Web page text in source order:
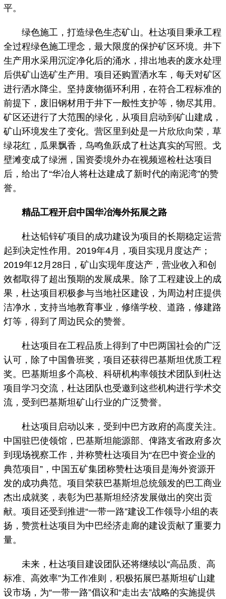
平。
绿色施工，打造绿色生态矿山。杜达项目秉承工程
全过程绿色施工理念，最大限度的保护矿区环境。井下
生产用水采用沉淀净化后的涌水，排出地表的废水处理
后供矿山选矿生产用。项目还购置洒水车，每天对矿区
进行洒水降尘。坚持废物循环利用，在符合工程标准的
前提下，废旧钢材用于井下一般性支护等，物尽其用。
矿区还进行了大范围的绿化，从项目启动到矿山建成，
矿山环境发生了变化。营区里到处是一片欣欣向荣，草
绿花红，瓜果飘香，鸟鸣鱼跃成了杜达真实的写照。戈
壁滩变成了绿洲，国资委境外办在视频巡检杜达项目
后，给出了“华冶人将杜达建成了新时代的南泥湾”的赞
誉。
精品工程开启中国华冶海外拓展之路
杜达铅锌矿项目的成功建设为项目的长期稳定运营
起到决定性作用。2019年4月，项目实现月度达产；
2019年12月28日，矿山实现年度达产，营业收入和创
效都取得了超出预期的发展成果。除了工程建设上的成
果，杜达项目积极参与当地社区建设，为周边村庄提供
洁净水，支持当地教育事业，修缮学校、道路，修建路
灯等，得到了周边民众的赞誉。
杜达项目在工程品质上得到了中巴两国社会的广泛
认可，除了中国鲁班奖，项目还获得巴基斯坦优质工程
奖。巴基斯坦多个高校、科研机构率领技术团队到杜达
项目学习交流，杜达团队也受邀到这些机构进行学术交
流，受到巴基斯坦矿山行业的广泛赞誉。
杜达项目启动以来，受到中巴方政府的高度关注。
中国驻巴使领馆，巴基斯坦能源部、俾路支省政府多次
到现场视察工作，并称赞杜达项目为“在巴中资企业的
典范项目”，中国五矿集团称赞杜达项目是海外资源开
发的成功典范。项目荣获巴基斯坦总统颁发的巴工商业
杰出成就奖，表彰为巴基斯坦经济发展做出的突出贡
献。项目还受到推进“一带一路”建设工作领导小组的表
扬，赞赏杜达项目为中巴经济走廊的建设贡献了重要力
量。
未来，杜达项目建设团队还将继续以“高品质、高
标准、高效率”为工作准则，积极拓展巴基斯坦矿山建
设市场，为“一带一路”倡议和“走出去”战略的实施提供